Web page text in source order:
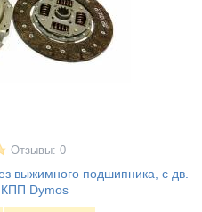
Отзывы: 0
выжимного подшипника, с дв.
КПП Dymos